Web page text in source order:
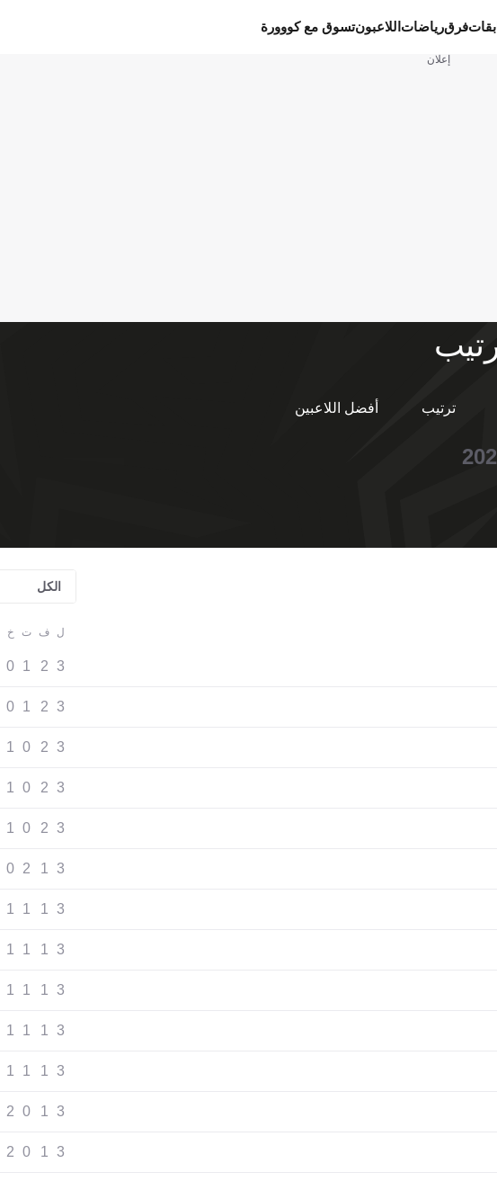
فرقرياضات اللاعبونتسوق مع كووورة
إعلان
ترتيب أفضل اللاعبين
الكل
ل ف ت خ
3
2
1
0
3
2
1
0
3
2
0
1
3
2
0
1
3
2
0
1
3
1
2
0
3
1
1
1
3
1
1
1
3
1
1
1
3
1
1
1
3
1
1
1
3
1
0
2
3
1
0
2